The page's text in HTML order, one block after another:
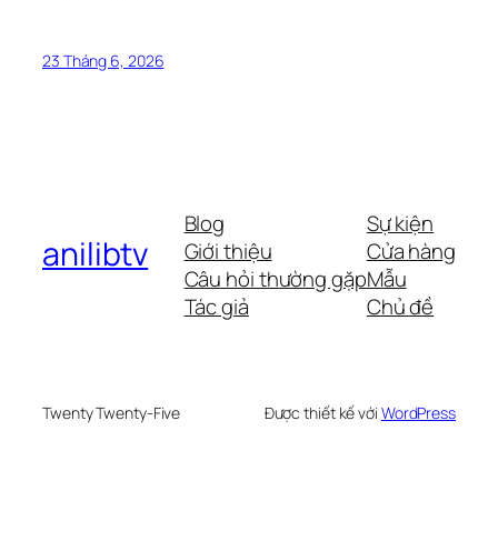
23 Tháng 6, 2026
anilibtv
Blog
Giới thiệu
Câu hỏi thường gặp
Tác giả
Sự kiện
Cửa hàng
Mẫu
Chủ đề
Twenty Twenty-Five Được thiết kế với WordPress